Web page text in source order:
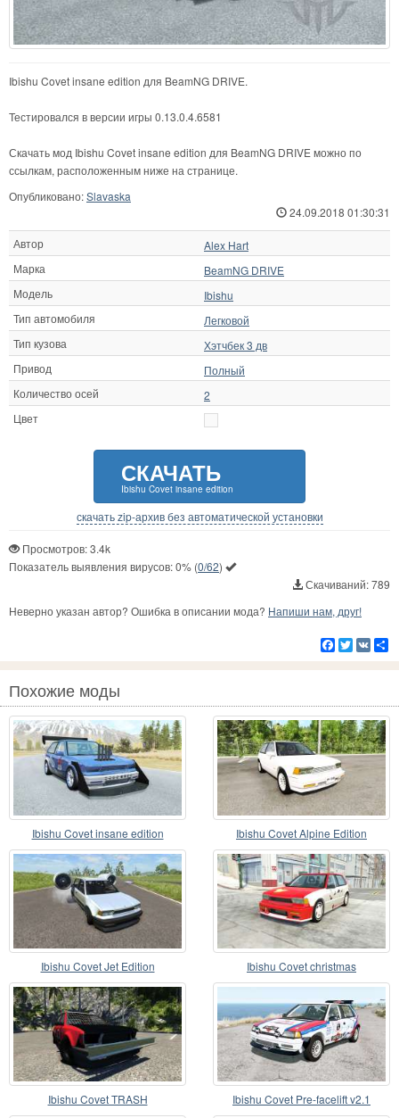
Ibishu Covet insane edition для BeamNG DRIVE.
Тестировался в версии игры 0.13.0.4.6581
Скачать мод Ibishu Covet insane edition для BeamNG DRIVE можно по
ссылкам, расположенным ниже на странице.
Опубликовано:Slavaska
24.09.2018 01:30:31
Автор
Alex Hart
Марка
BeamNG DRIVE
Модель
Ibishu
Тип автомобиля
Легковой
Тип кузова
Хэтчбек 3 дв
Привод
Полный
Количество осей
2
Цвет
СКАЧАТЬ
Ibishu Covet insane edition
скачать zip-архив без автоматической установки
Просмотров: 3.4k
Показатель выявления вирусов:0% (0/62)
Скачиваний: 789
Неверно указан автор? Ошибка в описании мода? Напиши нам, друг!
Facebook
Twitter
VK
Похожие моды
Ibishu Covet insane edition Ibishu Covet Alpine Edition
Ibishu Covet Jet Edition Ibishu Covet christmas
Ibishu Covet TRASH Ibishu Covet Pre-facelift v2.1